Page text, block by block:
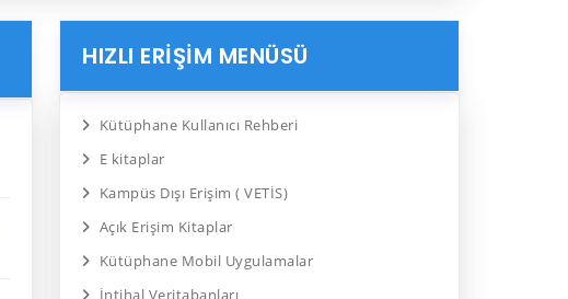
HIZLI ERİŞİM MENÜSÜ
Kütüphane Kullanıcı Rehberi
E kitaplar
Kampüs Dışı Erişim ( VETİS)
Açık Erişim Kitaplar
Kütüphane Mobil Uygulamalar
İntihal Veritabanları